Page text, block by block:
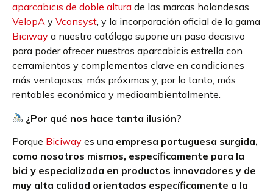
aparcabicis de doble altura de las marcas holandesas
VelopA y Vconsyst, y la incorporación oficial de la gama
Biciway a nuestro catálogo supone un paso decisivo
para poder ofrecer nuestros aparcabicis estrella con
cerramientos y complementos clave en condiciones
más ventajosas, más próximas y, por lo tanto, más
rentables económica y medioambientalmente.
¿Por qué nos hace tanta ilusión?
Porque Biciway es una empresa portuguesa surgida,
como nosotros mismos, específicamente para la
bici y especializada en productos innovadores y de
muy alta calidad orientados específicamente a la